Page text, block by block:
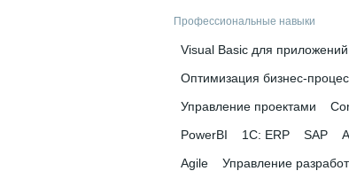
УрФУ им. Б.Н. Ельцина
Дополнительное образование
Профессиональные навыки
Visual Basic для приложений
Оптимизация бизнес-
Управление проектами
PowerBI
1C: ERP SAP
Agile
Управление